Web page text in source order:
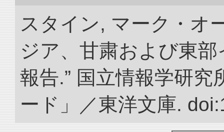
スタイン, マーク・オ
ジア、甘粛および東
報告.” 国立情報学研
ード」／東洋文庫.